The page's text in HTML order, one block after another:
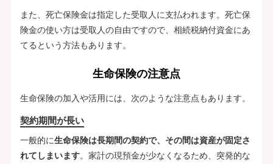
また、死亡保険金は指定した受取人に支払われます。死亡保
険金の使い方は受取人の自由ですので、相続税納付資金にあ
てるという方法もあります。
生命保険の注意点
生命保険の加入や活用には、次のような注意点もあります。
契約期間が長い
一般的に生命保険は長期間の契約で、その間は資産が固定さ
れてしまいます。家計の現預金が少なくなるため、突発的な